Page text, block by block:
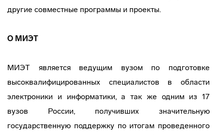
другие совместные программы и проекты.
О МИЭТ
МИЭТ является ведущим вузом по подготовке
высоквалифицированных специалистов в области
электроники и информатики, а так же одним из 17
вузов России, получивших значительную
государственную поддержку по итогам проведенного